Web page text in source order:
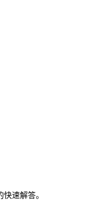
速解答。